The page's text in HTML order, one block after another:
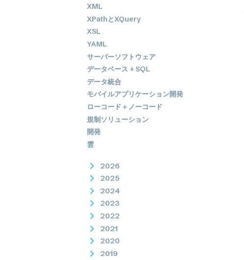
XML
XPathとXQuery
XSL
YAML
サーバーソフトウェア
データベース + SQL
データ統合
モバイルアプリケーション開発
ローコード＋ノーコード
規制ソリューション
開発
雲
2026
2025
2024
2023
2022
2021
2020
2019